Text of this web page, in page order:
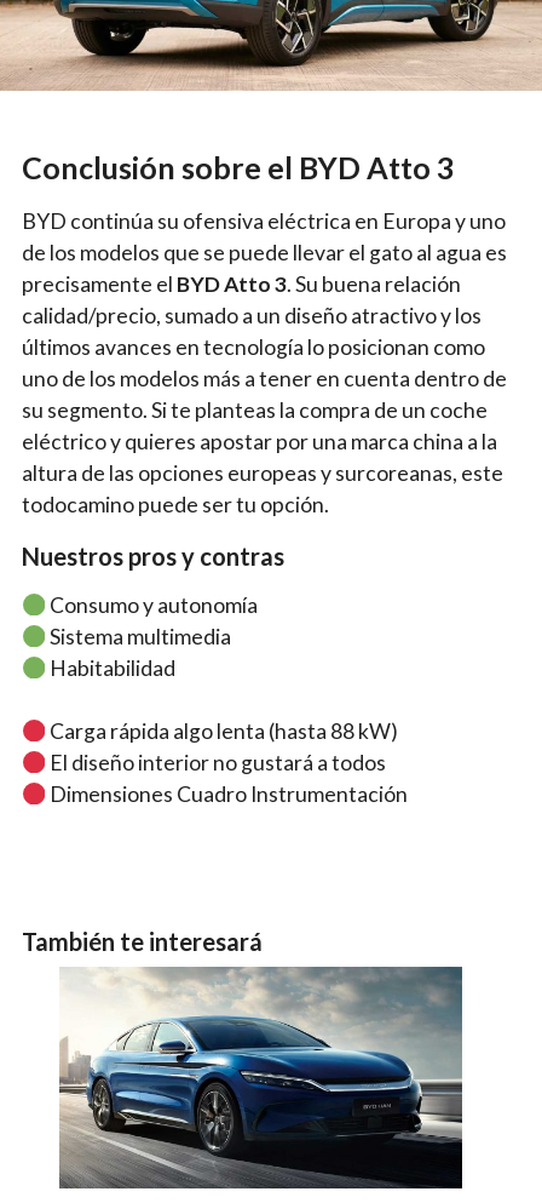
Conclusión sobre el BYD Atto 3
BYD continúa su ofensiva eléctrica en Europa y uno
de los modelos que se puede llevar el gato al agua es
precisamente el BYD Atto 3. Su buena relación
calidad/precio, sumado a un diseño atractivo y los
últimos avances en tecnología lo posicionan como
uno de los modelos más a tener en cuenta dentro de
su segmento. Si te planteas la compra de un coche
eléctrico y quieres apostar por una marca china a la
altura de las opciones europeas y surcoreanas, este
todocamino puede ser tu opción.
Nuestros pros y contras
Consumo y autonomía
Sistema multimedia
Habitabilidad
Carga rápida algo lenta (hasta 88 kW)
El diseño interior no gustará a todos
Dimensiones Cuadro Instrumentación
También te interesará